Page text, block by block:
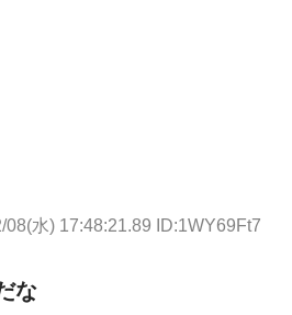
08(水) 17:48:21.89 ID:1WY69Ft7
な